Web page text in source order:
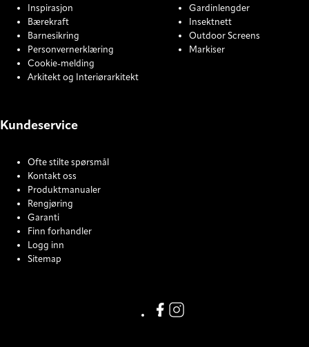
Inspirasjon
Bærekraft
Barnesikring
Personvernerklæring
Cookie-melding
Arkitekt og Interiørarkitekt
Gardinlengder
Insektnett
Outdoor Screens
Markiser
Kundeservice
Ofte stilte spørsmål
Kontakt oss
Produktmanualer
Rengjøring
Garanti
Finn forhandler
Logg inn
Sitemap
Facebook
Instagram